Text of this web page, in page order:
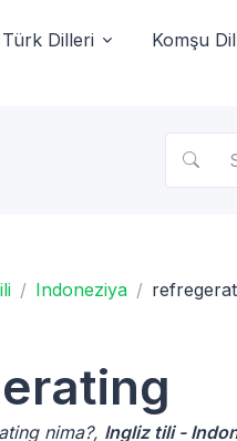
Türk Dilleri Komşu
Indoneziya
nima?, Ingliz tili -